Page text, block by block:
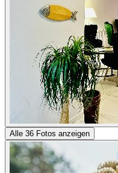
Alle 36 Fotos anzeigen